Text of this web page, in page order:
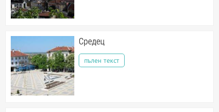
Средец
пълен текст